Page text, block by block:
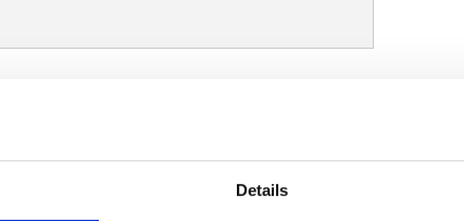
Details